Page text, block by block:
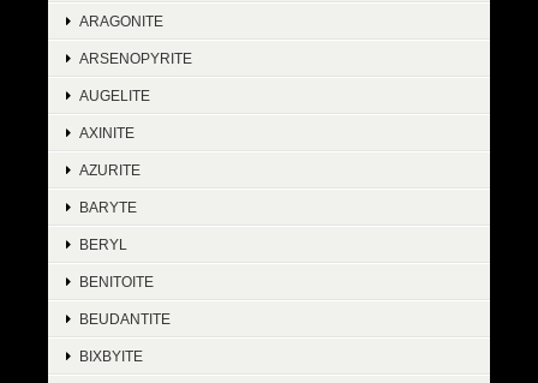
ARAGONITE
ARSENOPYRITE
AUGELITE
AXINITE
AZURITE
BARYTE
BERYL
BENITOITE
BEUDANTITE
BIXBYITE